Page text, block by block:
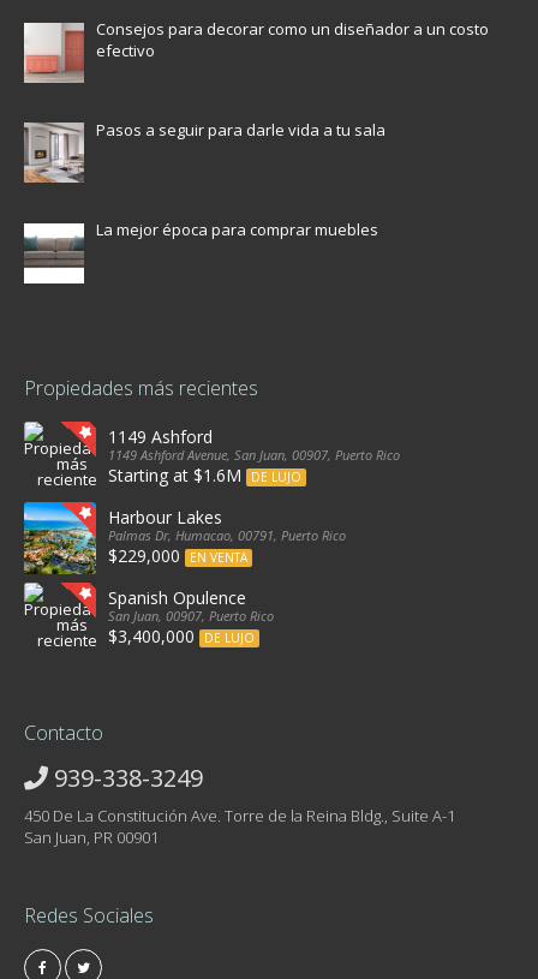
Consejos para decorar como un diseñador a un costo
efectivo
Pasos a seguir para darle vida a tu sala
La mejor época para comprar muebles
Propiedades más recientes
1149 Ashford
1149 Ashford Avenue, San Juan, 00907, Puerto Rico
Starting at $1.6M DE LUJO
Harbour Lakes
Palmas Dr, Humacao, 00791, Puerto Rico
$229,000 EN VENTA
Spanish Opulence
San Juan, 00907, Puerto Rico
$3,400,000 DE LUJO
Contacto
939-338-3249
450 De La Constitución Ave. Torre de la Reina Bldg., Suite A-1
San Juan, PR 00901
Redes Sociales